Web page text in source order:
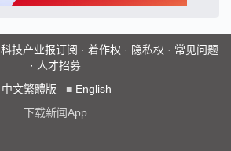
科技产业报订阅 · 着作权 · 隐私权 · 常见问题
· 人才招募
中文繁體版 ■ English
下载新闻App